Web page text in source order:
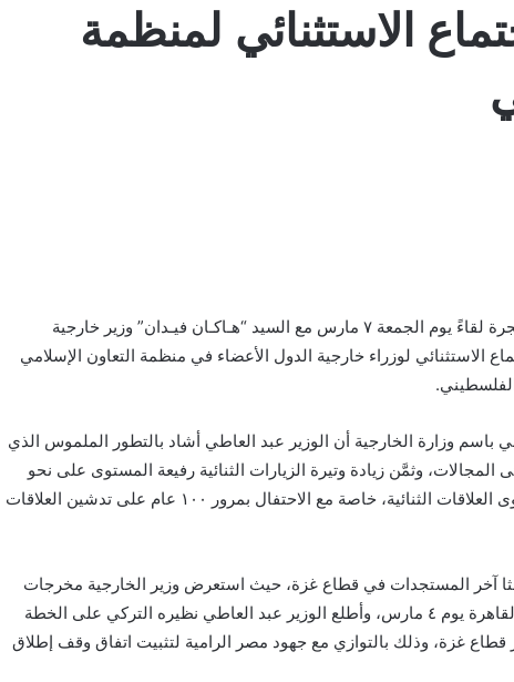
الاستثنائي لمنظمة
عقد د. بدر عبد العاطي وزير الخارجية والهجرة لقاءً يوم الجمعة ٧ مارس مع السيد “هـاكـان فيـدان” وزير خارجية
الاستثنائي لوزراء خارجية الدول الأعضاء في منظمة التعاون الإسلامي
وزارة الخارجية أن الوزير عبد العاطي أشاد بالتطور الملموس الذي
المجالات، وثمَّن زيادة وتيرة الزيارات الثنائية رفيعة المستوى على نحو
يسهم في مزيد من التعاون والارتقاء بمستوى العلاقات الثنائية، خاصة مع الاحتفال بمرور ١٠٠ عام على تدشين العلاقات
آخر المستجدات في قطاع غزة، حيث استعرض وزير الخارجية مخرجات
القمة العربية غير العادية التي استضافتها القاهرة يوم ٤ مارس، وأطلع الوزير عبد العاطي نظيره التركي على الخطة
قطاع غزة، وذلك بالتوازي مع جهود مصر الرامية لتثبيت اتفاق وقف إطلاق